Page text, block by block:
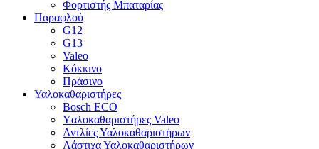
Φορτιστής Μπαταρίας
Παραφλού
G12
G13
Valeo
Κόκκινο
Πράσινο
Υαλοκαθαριστήρες
Bosch ECO
Yαλοκαθαριστήρες Valeo
Αντλίες Υαλοκαθαριστήρων
Λάστιχα Υαλοκαθαριστήρων